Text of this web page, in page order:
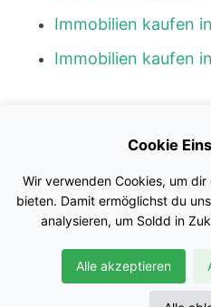
Immobilien kaufen
Immobilien kaufen
Impressum
Datenschutz
© Soldd GmbH
Cookie
Wir verwenden Cookies, um
bieten. Damit ermöglichst du
analysieren, um Soldd in
Alle akzeptieren